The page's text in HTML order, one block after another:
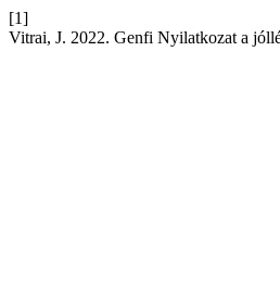
[1]
Vitrai, J. 2022. Genfi Nyilatkozat a